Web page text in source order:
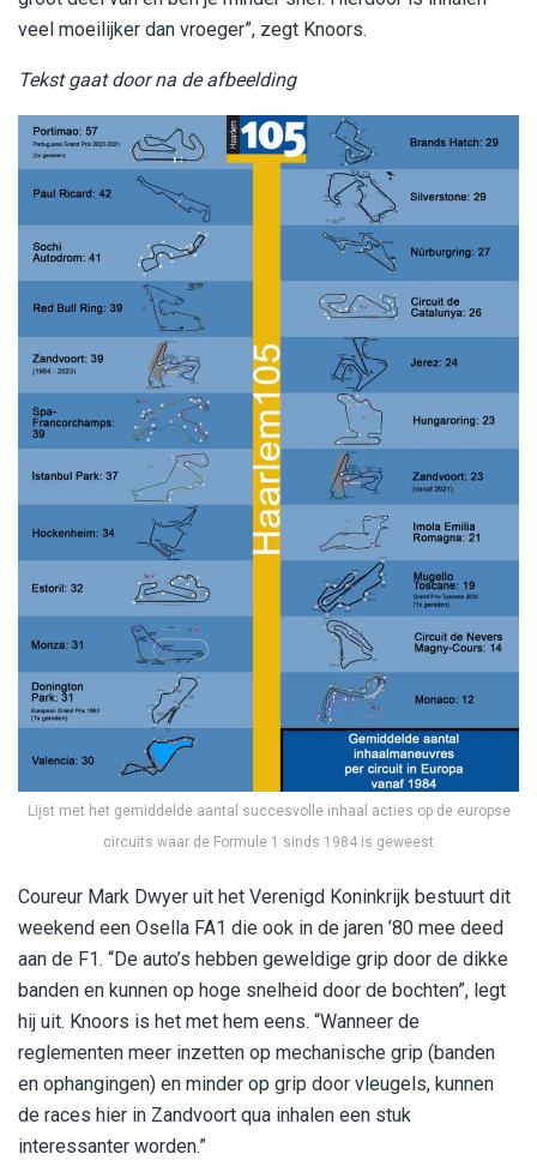
veel moeilijker dan vroeger”, zegt Knoors.
Tekst gaat door na de afbeelding
Lijst met het gemiddelde aantal succesvolle inhaal acties op de europse
circuits waar de Formule 1 sinds 1984 is geweest
Coureur Mark Dwyer uit het Verenigd Koninkrijk bestuurt dit
weekend een Osella FA1 die ook in de jaren ’80 mee deed
aan de F1. “De auto’s hebben geweldige grip door de dikke
banden en kunnen op hoge snelheid door de bochten”, legt
hij uit. Knoors is het met hem eens. “Wanneer de
reglementen meer inzetten op mechanische grip (banden
en ophangingen) en minder op grip door vleugels, kunnen
de races hier in Zandvoort qua inhalen een stuk
interessanter worden.”